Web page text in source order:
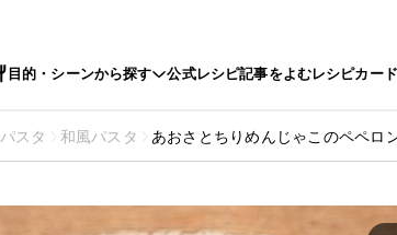
目的・シーンから探す 公式レシピ記事をよむレシピカード
パスタ 和風パスタ あおさとちりめんじゃこのペペロ